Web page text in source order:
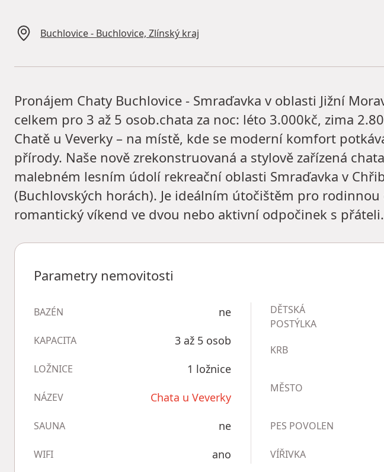
Buchlovice - Buchlovice, Zlínský kraj
Pronájem Chaty Buchlovice - Smraďavka v oblasti Jižní
celkem pro 3 až 5 osob.chata za noc: léto 3.000kč, zima
Chatě u Veverky – na místě, kde se moderní komfort
přírody. Naše nově zrekonstruovaná a stylově zařízená
malebném lesním údolí rekreační oblasti Smraďavka v
(Buchlovských horách). Je ideálním útočištěm pro rodinnou
romantický víkend ve dvou nebo aktivní odpočinek s přáteli.
Parametry nemovitosti
BAZÉN ne
KAPACITA 3 až 5 osob
LOŽNICE 1 ložnice
NÁZEV Chata u Veverky
SAUNA ne
WIFI ano
DĚTSKÁ
POSTÝLKA
KRB
MĚSTO
PES POVOLEN
VÍŘIVKA